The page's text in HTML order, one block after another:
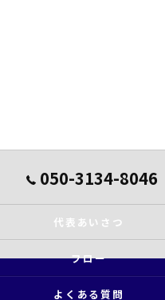
050-3134-8046
代表あいさつ
フロー
よくある質問